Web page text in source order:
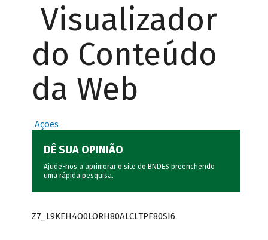
Visualizador
do Conteúdo
da Web
Ações
DÊ SUA OPINIÃO
Ajude-nos a aprimorar o site do BNDES preenchendo
uma rápida pesquisa.
Z7_L9KEH4O0LORH80ALCLTPF80SI6